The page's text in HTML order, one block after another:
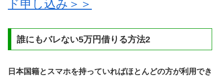
ド申し込み＞＞
誰にもバレない5万円借りる方法2
日本国籍とスマホを持っていればほとんどの方が利用でき